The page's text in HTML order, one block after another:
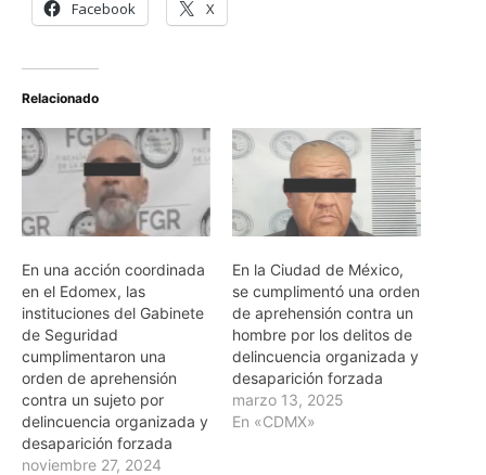
Facebook X
Relacionado
En una acción coordinada
en el Edomex, las
instituciones del Gabinete
de Seguridad
cumplimentaron una
orden de aprehensión
contra un sujeto por
delincuencia organizada y
desaparición forzada
noviembre 27, 2024
En la Ciudad de México,
se cumplimentó una orden
de aprehensión contra un
hombre por los delitos de
delincuencia organizada y
desaparición forzada
marzo 13, 2025
En «CDMX»